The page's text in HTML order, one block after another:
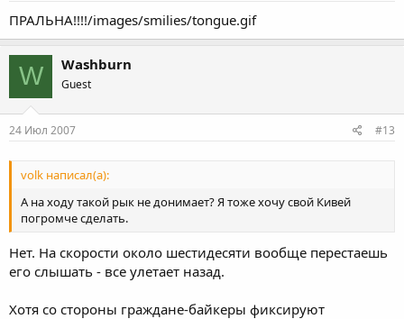
ПРАЛЬНА!!!!/images/smilies/tongue.gif
W Washburn
Guest
24 Июл 2007 #13
volk написал(а):
А на ходу такой рык не донимает? Я тоже хочу свой Кивей
погромче сделать.
Нет. На скорости около шестидесяти вообще перестаешь
его слышать - все улетает назад.
Хотя со стороны граждане-байкеры фиксируют